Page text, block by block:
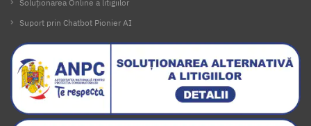
Soluționarea Online a litigiilor
Suport prin Chatbot Pionier AI